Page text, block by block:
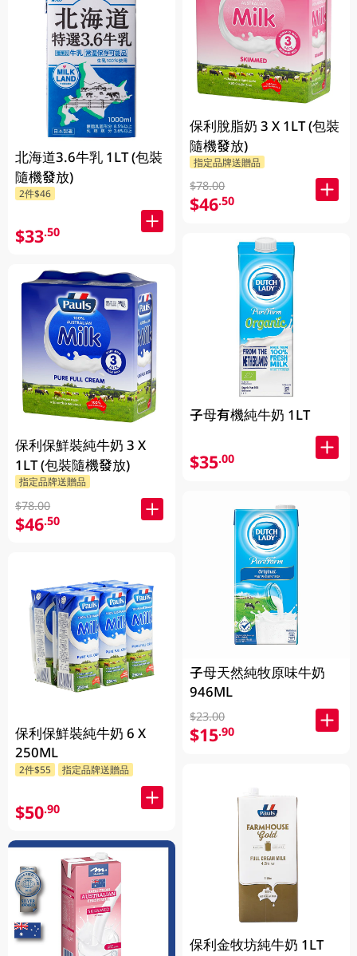
北海道3.6牛乳 1LT (包裝
隨機發放)
2件$46
$33.50
保利保鮮裝純牛奶 3 X
1LT (包裝隨機發放)
指定品牌送贈品
$78.00
$46.50
保利保鮮裝純牛奶 6 X
250ML
2件$55 指定品牌送贈品
$50.90
保利脫脂奶 3 X 1LT (包裝
隨機發放)
指定品牌送贈品
$78.00
$46.50
子母有機純牛奶 1LT
$35.00
子母天然純牧原味牛奶
946ML
$23.00
$15.90
保利金牧坊純牛奶 1LT